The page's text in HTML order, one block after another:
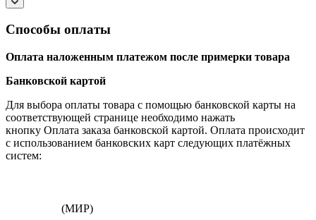
Способы оплаты
Оплата наложенным платежом после примерки товара
Банковской картой
Для выбора оплаты товара с помощью банковской карты на
соответствующей странице необходимо нажать
кнопку Оплата заказа банковской картой. Оплата происходит
с использованием банковских карт следующих платёжных
систем:
(МИР)